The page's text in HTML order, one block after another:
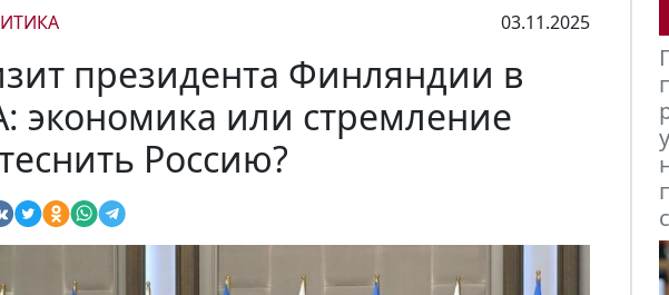
03.11.2025
президента Финляндии в
экономика или стремление
Россию?